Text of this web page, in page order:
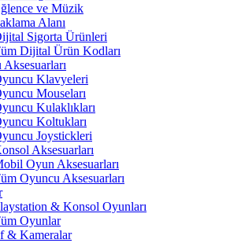
ve Müzik
Alanı
Sigorta Ürünleri
Dijital Ürün Kodları
Klavyeleri
Mouseları
Kulaklıkları
Koltukları
Joystickleri
Aksesuarları
Oyun Aksesuarları
Oyuncu Aksesuarları
& Konsol Oyunları
Oyunlar
& Kameralar